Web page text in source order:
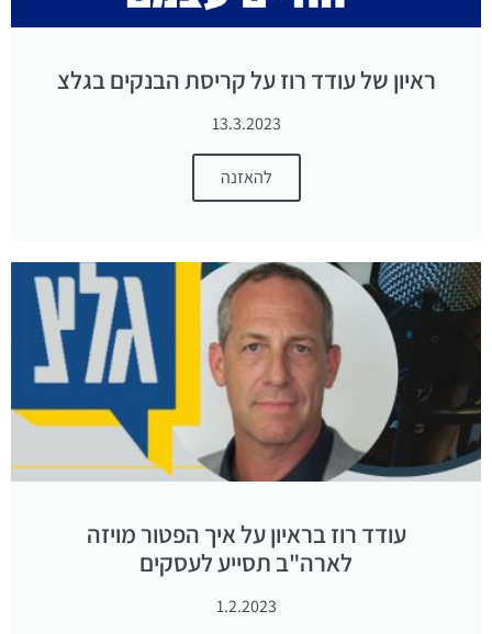
ראיון של עודד רוז על קריסת הבנקים בגלצ
13.3.2023
להאזנה
עודד רוז בראיון על איך הפטור מויזה
לארה"ב תסייע לעסקים
1.2.2023